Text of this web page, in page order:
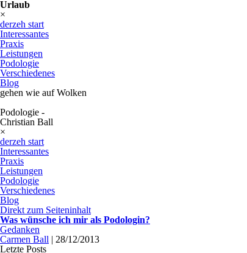
Urlaub
×
derzeh start
Interessantes
Praxis
Leistungen
Podologie
Verschiedenes
Blog
gehen wie auf Wolken
Podologie -
Christian Ball
×
derzeh start
Interessantes
Praxis
Leistungen
Podologie
Verschiedenes
Blog
Direkt zum Seiteninhalt
Was wünsche ich mir als Podologin?
Gedanken
Carmen Ball | 28/12/2013
Letzte Posts